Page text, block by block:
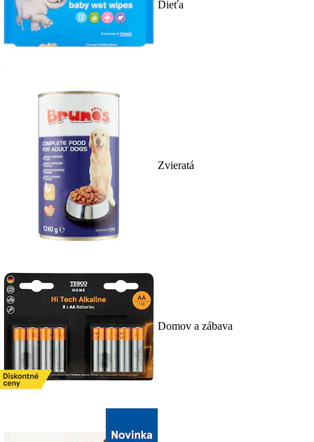
Dieťa
Zvieratá
Domov a zábava